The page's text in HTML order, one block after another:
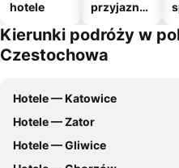
hotele
przyjazne
m
Kierunki podróży w
Czestochowa
Hotele — Katowice
Hotele — Zator
Hotele — Gliwice